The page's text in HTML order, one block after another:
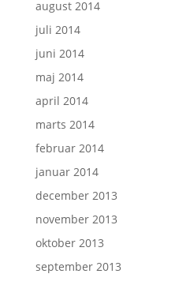
august 2014
juli 2014
juni 2014
maj 2014
april 2014
marts 2014
februar 2014
januar 2014
december 2013
november 2013
oktober 2013
september 2013